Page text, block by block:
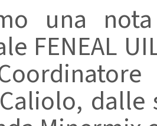
una
FENEAL